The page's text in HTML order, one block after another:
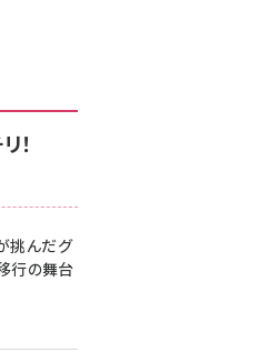
！
挑んだグ
行の舞台